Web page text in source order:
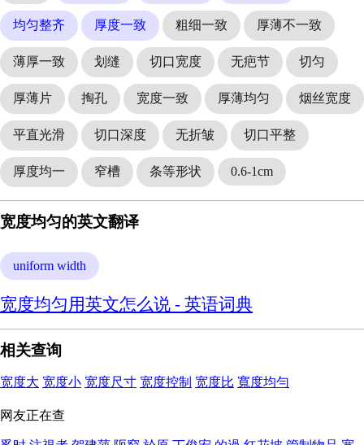
均匀整齐 厚度一致 粗细一致 厚薄不一致
薄厚一致 划缝 切口宽度 无疤节 切匀
厚薄片 掏孔 宽度一致 厚薄均匀 烟丝宽度
平直光滑 切口深度 无折皱 切口平整
厚度均一 窄槽 条等形状 0.6-1cm
宽度均匀的英文翻译
uniform width
宽度均匀用英文怎么说 - 英语词典
相关查询
宽度大 宽度小 宽度尺寸 宽度控制 宽度比 寬度均勻
网友正在查